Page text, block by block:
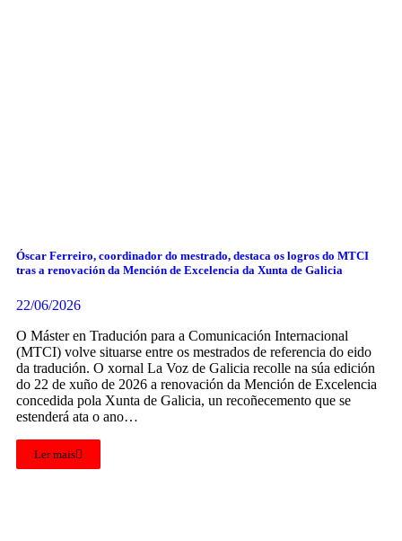
Óscar Ferreiro, coordinador do mestrado, destaca os logros do MTCI
tras a renovación da Mención de Excelencia da Xunta de Galicia
22/06/2026
O Máster en Tradución para a Comunicación Internacional
(MTCI) volve situarse entre os mestrados de referencia do eido
da tradución. O xornal La Voz de Galicia recolle na súa edición
do 22 de xuño de 2026 a renovación da Mención de Excelencia
concedida pola Xunta de Galicia, un recoñecemento que se
estenderá ata o ano…
Ler mais